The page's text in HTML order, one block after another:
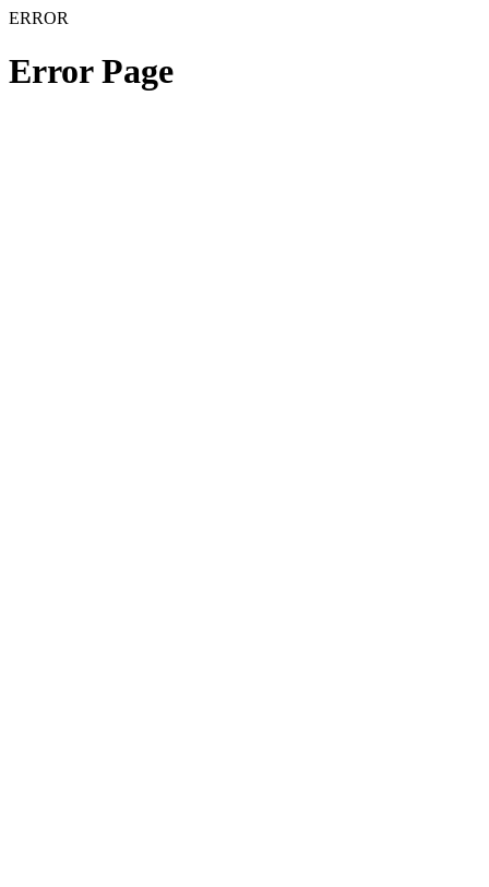
ERROR
Error Page